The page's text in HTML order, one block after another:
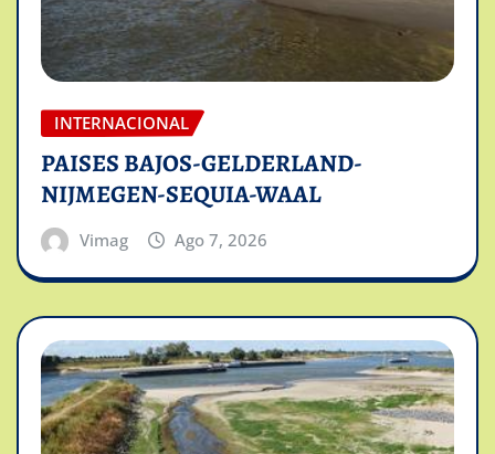
INTERNACIONAL
PAISES BAJOS-GELDERLAND-
NIJMEGEN-SEQUIA-WAAL
Vimag Ago 7, 2026